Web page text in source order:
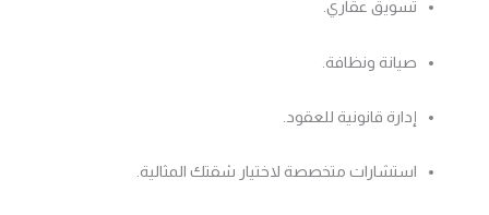
تسويق عقاري.
صيانة ونظافة.
إدارة قانونية للعقود.
استشارات متخصصة لاختيار شقتك المثالية.